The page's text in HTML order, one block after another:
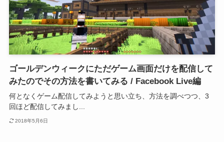
ゴールデンウィークにただゲーム画面だけを配信して
みたのでその方法を書いてみる / Facebook Live編
何となくゲーム配信してみようと思い立ち、方法を調べつつ、3
回ほど配信してみまし...
2018年5月6日